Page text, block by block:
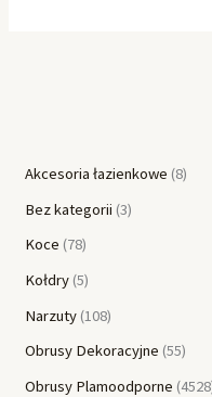
Akcesoria łazienkowe 8
Bez kategorii 3
Koce 78
Kołdry 5
Narzuty 108
Obrusy Dekoracyjne 55
Obrusy Plamoodporne 4528